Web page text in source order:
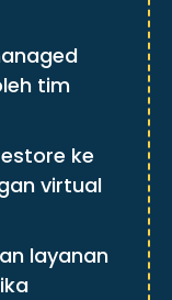
tim
ke
virtual
layanan